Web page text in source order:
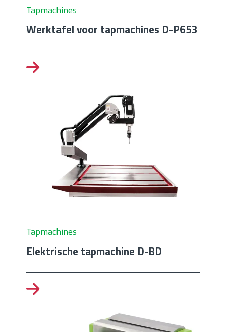
Tapmachines
Werktafel voor tapmachines D-P653
Tapmachines
Elektrische tapmachine D-BD